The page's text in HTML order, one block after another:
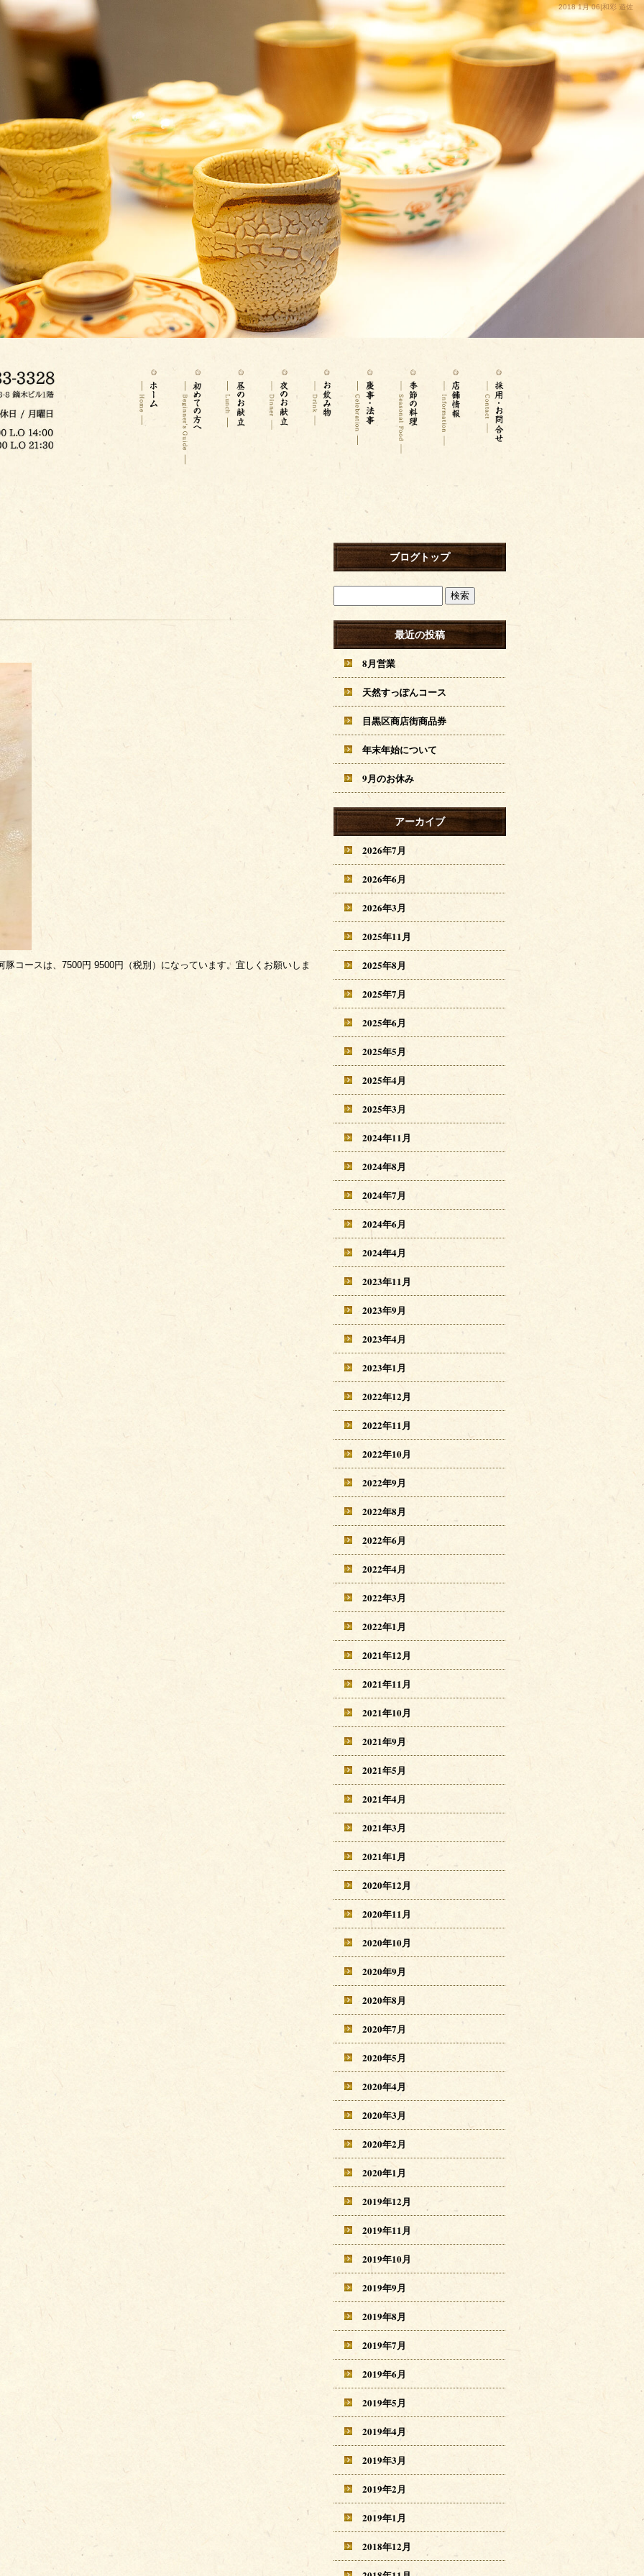
2018 1月 06|和彩 遊佐
コースは、7500円 9500円（税別）になっています。宜しくお願いしま
ブログトップ
最近の投稿
8月営業
天然すっぽんコース
目黒区商店街商品券
年末年始について
9月のお休み
アーカイブ
2026年7月
2026年6月
2026年3月
2025年11月
2025年8月
2025年7月
2025年6月
2025年5月
2025年4月
2025年3月
2024年11月
2024年8月
2024年7月
2024年6月
2024年4月
2023年11月
2023年9月
2023年4月
2023年1月
2022年12月
2022年11月
2022年10月
2022年9月
2022年8月
2022年6月
2022年4月
2022年3月
2022年1月
2021年12月
2021年11月
2021年10月
2021年9月
2021年5月
2021年4月
2021年3月
2021年1月
2020年12月
2020年11月
2020年10月
2020年9月
2020年8月
2020年7月
2020年5月
2020年4月
2020年3月
2020年2月
2020年1月
2019年12月
2019年11月
2019年10月
2019年9月
2019年8月
2019年7月
2019年6月
2019年5月
2019年4月
2019年3月
2019年2月
2019年1月
2018年12月